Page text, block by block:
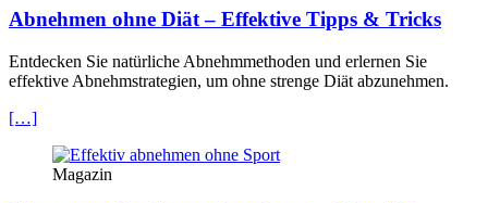
Abnehmen ohne Diät – Effektive Tipps & Tricks
Entdecken Sie natürliche Abnehmmethoden und erlernen Sie
effektive Abnehmstrategien, um ohne strenge Diät abzunehmen.
[…]
Magazin